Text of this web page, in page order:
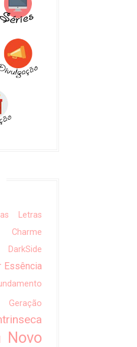
Letras
Charme
DarkSide
Essência
Geração
Novo